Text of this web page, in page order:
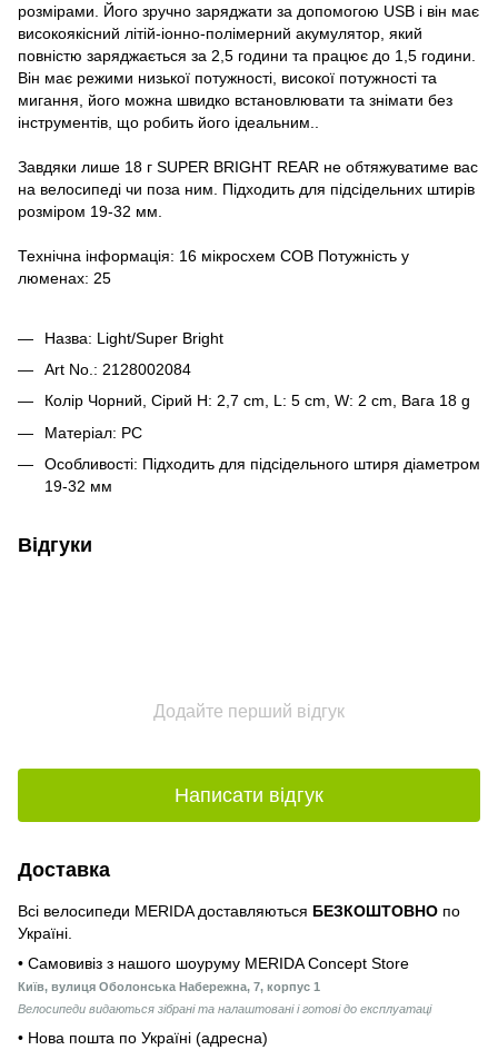
розмірами. Його зручно заряджати за допомогою USB і він має
високоякісний літій-іонно-полімерний акумулятор, який
повністю заряджається за 2,5 години та працює до 1,5 години.
Він має режими низької потужності, високої потужності та
мигання, його можна швидко встановлювати та знімати без
інструментів, що робить його ідеальним..
Завдяки лише 18 г SUPER BRIGHT REAR не обтяжуватиме вас
на велосипеді чи поза ним. Підходить для підсідельних штирів
розміром 19-32 мм.
Технічна інформація: 16 мікросхем COB Потужність у
люменах: 25
Назва: Light/Super Bright
Art No.: 2128002084
Колір Чорний, Сірий H: 2,7 cm, L: 5 cm, W: 2 cm, Вага 18 g
Матеріал: PC
Особливості: Підходить для підсідельного штиря діаметром
19-32 мм
Відгуки
Додайте перший відгук
Написати відгук
Доставка
Всі велосипеди MERIDA доставляються БЕЗКОШТОВНО по
Україні.
• Самовивіз з нашого шоуруму MERIDA Concept Store
Київ, вулиця Оболонська Набережна, 7, корпус 1
Велосипеди видаються зібрані та налаштовані і готові до експлуатаці
• Нова пошта по Україні (адресна)